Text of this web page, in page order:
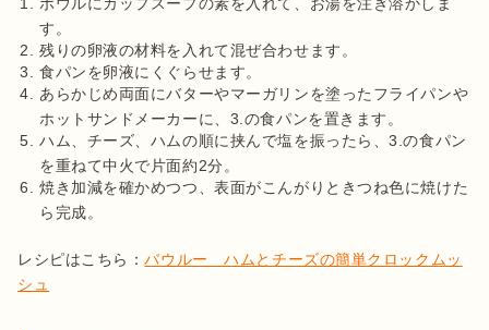
ボウルにカップスープの素を入れて、お湯を注ぎ溶かしま
す。
残りの卵液の材料を入れて混ぜ合わせます。
食パンを卵液にくぐらせます。
あらかじめ両面にバターやマーガリンを塗ったフライパンや
ホットサンドメーカーに、3.の食パンを置きます。
ハム、チーズ、ハムの順に挟んで塩を振ったら、3.の食パン
を重ねて中火で片面約2分。
焼き加減を確かめつつ、表面がこんがりときつね色に焼けた
ら完成。
レシピはこちら：バウルー　ハムとチーズの簡単クロックムッ
シュ